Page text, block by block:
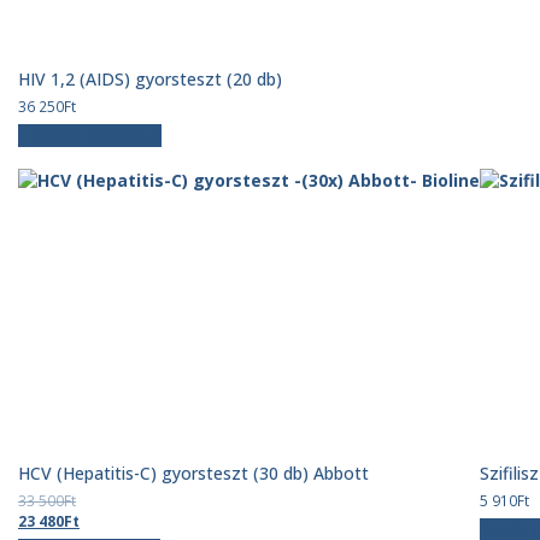
HIV 1,2 (AIDS) gyorsteszt (20 db)
36 250Ft
HCV (Hepatitis-C) gyorsteszt (30 db) Abbott
33 500Ft
Original
23 480Ft
5 910Ft